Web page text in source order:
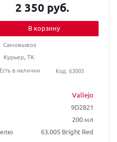
Vallejo
9D2821
200 мл
63.005 Bright Red
2 350 руб.
В корзину
Самовывоз
Курьер, ТК
Есть в наличии
Код: 63005